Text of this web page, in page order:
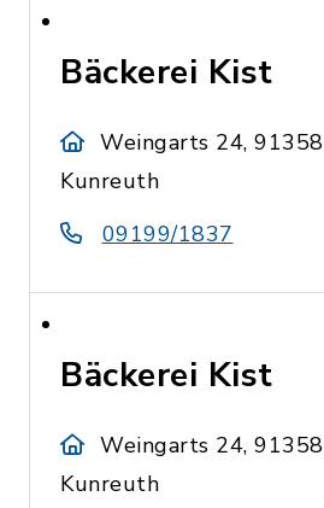
Bäckerei Kist
Weingarts 24, 91358
Kunreuth
09199/1837
Bäckerei Kist
Weingarts 24, 91358
Kunreuth